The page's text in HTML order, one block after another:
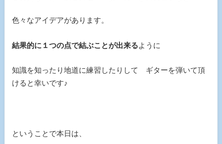
色々なアイデアがあります。
結果的に１つの点で結ぶことが出来るように
知識を知ったり地道に練習したりして ギターを弾いて頂
けると幸いです♪
ということで本日は、